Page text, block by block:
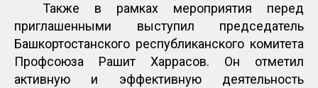
Также в рамках мероприятия перед
приглашенными выступил председатель
Башкортостанского республиканского комитета
Профсоюза Рашит Харрасов. Он отметил
активную и эффективную деятельность